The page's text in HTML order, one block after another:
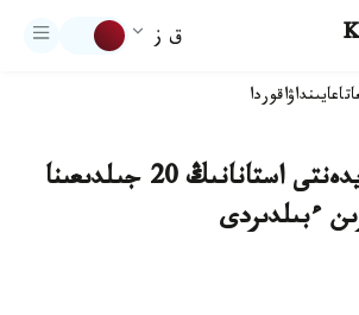
ق ز
تاعايىنداۋاقوردا
قىرعىزستان پرەزيدەنتى استانانىڭ 20 جىلدىعىنا
ءبىلدىردى